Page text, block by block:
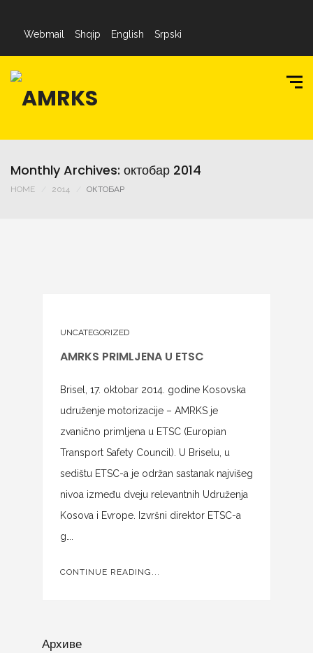
Webmail Shqip English Srpski
Monthly Archives: октобар 2014
HOME 2014 ОКТОБАР
UNCATEGORIZED
AMRKS PRIMLJENA U ETSC
Brisel, 17. oktobar 2014. godine Kosovska
udruženje motorizacije – AMRKS je
zvanično primljena u ETSC (Europian
Transport Safety Council). U Briselu, u
sedištu ETSC-a je održan sastanak najvišeg
nivoa između dveju relevantnih Udruženja
Kosova i Evrope. Izvršni direktor ETSC-a
g….
CONTINUE READING...
Архиве